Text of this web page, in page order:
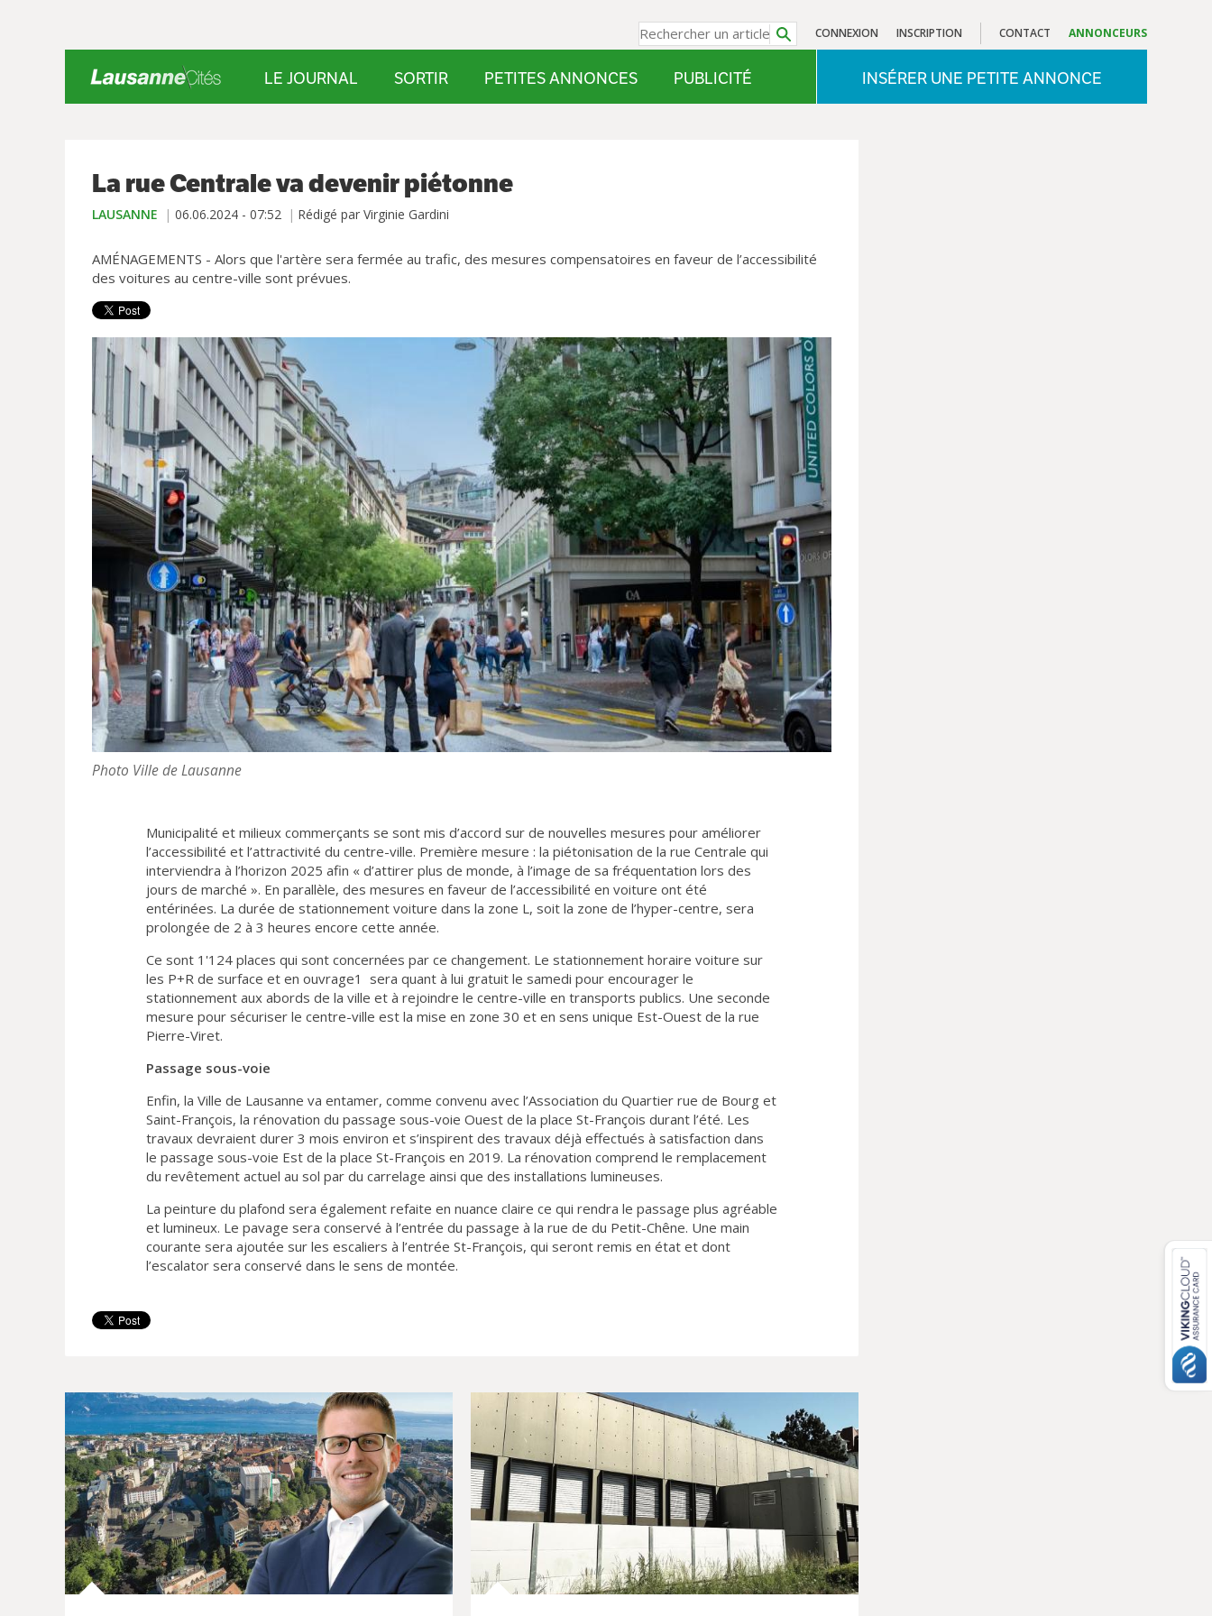
CONTACT ANNONCEURS
CONNEXION INSCRIPTION
LE JOURNAL SORTIR PETITES ANNONCES PUBLICITÉ INSÉRER UNE PETITE ANNONCE
La rue Centrale va devenir piétonne
LAUSANNE 06.06.2024 - 07:52 Rédigé par Virginie Gardini
AMÉNAGEMENTS - Alors que l'artère sera fermée au trafic, des mesures compensatoires en faveur de l’accessibilité
des voitures au centre-ville sont prévues.
Photo Ville de Lausanne
Municipalité et milieux commerçants se sont mis d’accord sur de nouvelles mesures pour améliorer
l’accessibilité et l’attractivité du centre-ville. Première mesure : la piétonisation de la rue Centrale qui
interviendra à l’horizon 2025 afin « d’attirer plus de monde, à l’image de sa fréquentation lors des
jours de marché ». En parallèle, des mesures en faveur de l’accessibilité en voiture ont été
entérinées. La durée de stationnement voiture dans la zone L, soit la zone de l’hyper-centre, sera
prolongée de 2 à 3 heures encore cette année.
Ce sont 1'124 places qui sont concernées par ce changement. Le stationnement horaire voiture sur
les P+R de surface et en ouvrage1 sera quant à lui gratuit le samedi pour encourager le
stationnement aux abords de la ville et à rejoindre le centre-ville en transports publics. Une seconde
mesure pour sécuriser le centre-ville est la mise en zone 30 et en sens unique Est-Ouest de la rue
Pierre-Viret.
Passage sous-voie
Enfin, la Ville de Lausanne va entamer, comme convenu avec l’Association du Quartier rue de Bourg et
Saint-François, la rénovation du passage sous-voie Ouest de la place St-François durant l’été. Les
travaux devraient durer 3 mois environ et s’inspirent des travaux déjà effectués à satisfaction dans
le passage sous-voie Est de la place St-François en 2019. La rénovation comprend le remplacement
du revêtement actuel au sol par du carrelage ainsi que des installations lumineuses.
La peinture du plafond sera également refaite en nuance claire ce qui rendra le passage plus agréable
et lumineux. Le pavage sera conservé à l’entrée du passage à la rue de du Petit-Chêne. Une main
courante sera ajoutée sur les escaliers à l’entrée St-François, qui seront remis en état et dont
l’escalator sera conservé dans le sens de montée.